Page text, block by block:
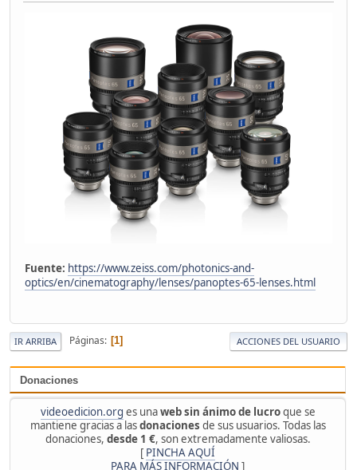
Donaciones
videoedicion.org es unaweb sin ánimo de lucroque se
mantiene gracias a lasdonaciones de sus usuarios. Todas las
donaciones, desde 1 €, son extremadamente valiosas.
[ PINCHA AQUÍ
PARA MÁS INFORMACIÓN ]
Fuente: https://www.zeiss.com/photonics-and-
optics/en/cinematography/lenses/panoptes-65-lenses.html
IR ARRIBA Páginas 1 ACCIONES DEL USUARIO